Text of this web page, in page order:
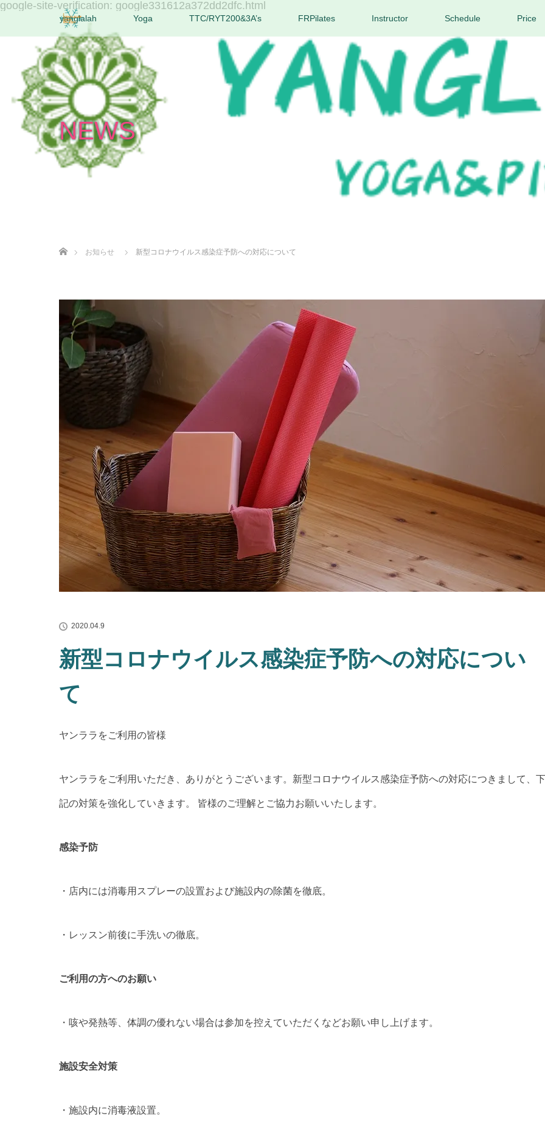
google-site-verification: google331612a372dd2dfc.html
yanglalah Yoga TTC/RYT200&3A’s FRPilates Instructor Schedule Price
NEWS
お知らせ
新型コロナウイルス感染症予防への対応について
2020.04.9
新型コロナウイルス感染症予防への対応につい
て
ヤンララをご利用の皆様
ヤンララをご利用いただき、ありがとうございます。新型コロナウイルス感染症予防への対応につきまして、下
記の対策を強化していきます。 皆様のご理解とご協力お願いいたします。
感染予防
・店内には消毒用スプレーの設置および施設内の除菌を徹底。
・レッスン前後に手洗いの徹底。
ご利用の方へのお願い
・咳や発熱等、体調の優れない場合は参加を控えていただくなどお願い申し上げます。
施設安全対策
・施設内に消毒液設置。